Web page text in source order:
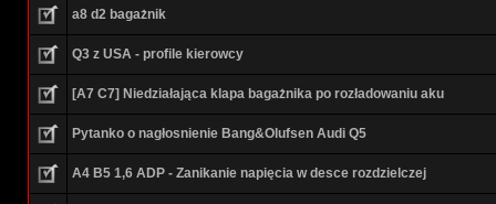
a8 d2 bagażnik
Q3 z USA - profile kierowcy
[A7 C7] Niedziałająca klapa bagażnika po rozładowaniu aku
Pytanko o nagłosnienie Bang&Olufsen Audi Q5
A4 B5 1,6 ADP - Zanikanie napięcia w desce rozdzielczej